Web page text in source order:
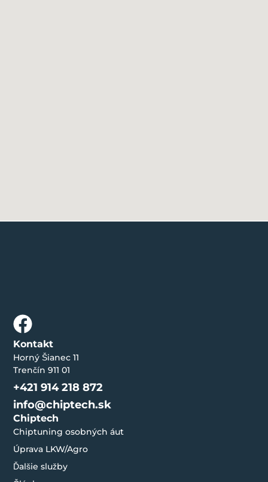
Chiptech
Chiptuning osobných áut
Úprava LKW/Agro
Ďalšie služby
Kontakt
Horný Šianec 11
Trenčín 911 01
+421 914 218 872
info@chiptech.sk